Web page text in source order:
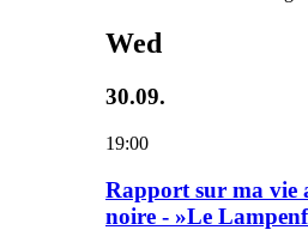
Wed
30.09.
19:00
Rapport sur ma vie
noire - »Le